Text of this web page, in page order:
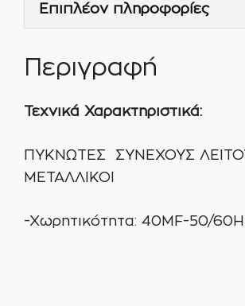
Επιπλέον πληροφορίες
Περιγραφή
Τεχνικά Χαρακτηριστικά:
ΠΥΚΝΩΤΕΣ ΣΥΝΕΧΟΥΣ
ΜΕΤΑΛΛΙΚΟΙ
-Χωρητικότητα: 40ΜF-50/